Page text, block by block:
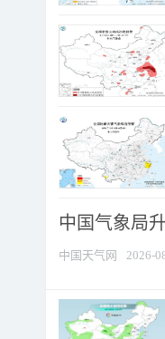
中国气象局
中国天气网 2026-